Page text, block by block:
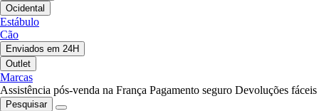
Ocidental
Estábulo
Cão
Enviados em 24H
Outlet
Marcas
Assistência pós-venda na França Pagamento seguro Devoluções fáceis
Pesquisar